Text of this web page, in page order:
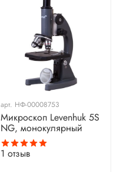
арт. НФ-00008753
Микроскоп Levenhuk 5S
NG, монокулярный
1 отзыв